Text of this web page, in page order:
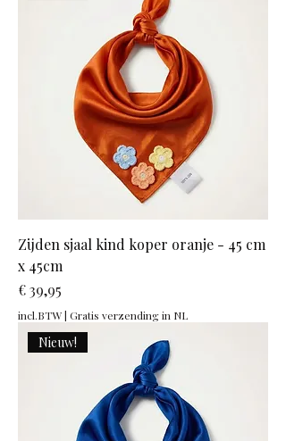
Zijden sjaal kind koper oranje - 45 cm
x 45cm
Prijs
€ 39,95
incl.BTW| Gratis verzending in NL
Nieuw!